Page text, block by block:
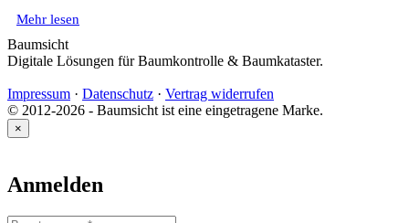
Mehr lesen
Baumsicht
Digitale Lösungen für Baumkontrolle & Baumkataster.
Impressum · Datenschutz · Vertrag widerrufen
© 2012-2026 - Baumsicht ist eine eingetragene Marke.
×
Anmelden